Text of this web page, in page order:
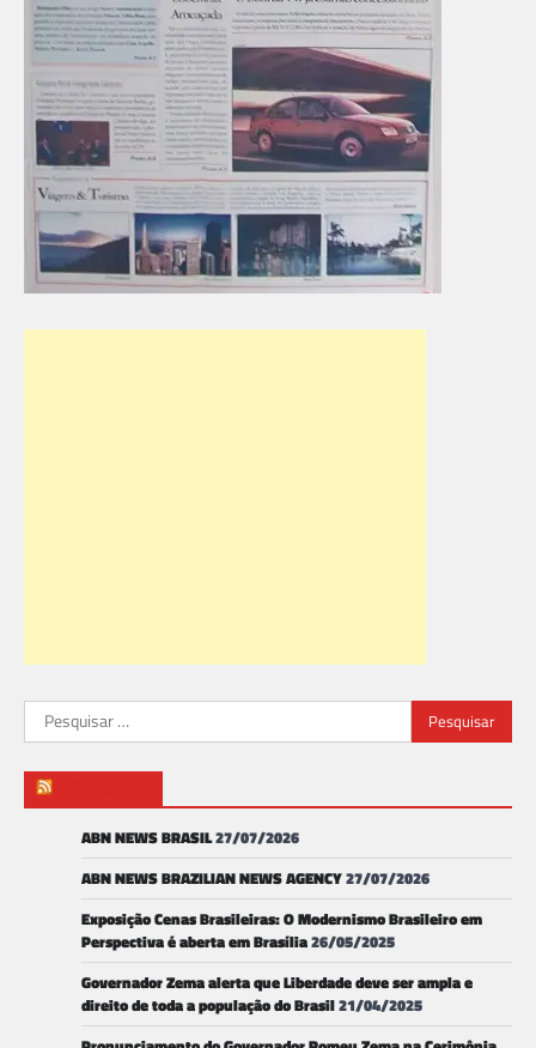
Pesquisar
por:
ABN NEWS BRASIL27/07/2026
ABN NEWS BRAZILIAN NEWS AGENCY27/07/2026
Exposição Cenas Brasileiras: O Modernismo Brasileiro em
Perspectiva é aberta em Brasília26/05/2025
Governador Zema alerta que Liberdade deve ser ampla e
direito de toda a população do Brasil21/04/2025